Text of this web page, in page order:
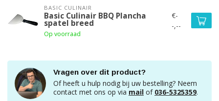
BASIC CULINAIR
Basic Culinair BBQ Plancha
spatel breed
Op voorraad
€-
-,--
Vragen over dit product?
Of heeft u hulp nodig bij uw bestelling? Neem
contact met ons op via mail of 036-5325359.